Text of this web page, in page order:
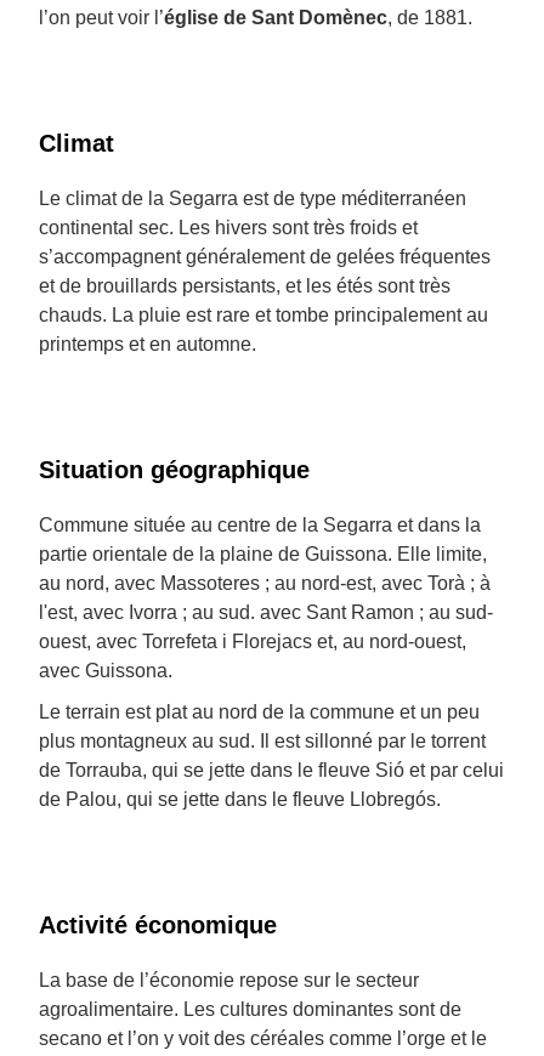
l’on peut voir l’église de Sant Domènec, de 1881.
Climat
Le climat de la Segarra est de type méditerranéen
continental sec. Les hivers sont très froids et
s’accompagnent généralement de gelées fréquentes
et de brouillards persistants, et les étés sont très
chauds. La pluie est rare et tombe principalement au
printemps et en automne.
Situation géographique
Commune située au centre de la Segarra et dans la
partie orientale de la plaine de Guissona. Elle limite,
au nord, avec Massoteres ; au nord-est, avec Torà ; à
l'est, avec Ivorra ; au sud. avec Sant Ramon ; au sud-
ouest, avec Torrefeta i Florejacs et, au nord-ouest,
avec Guissona.
Le terrain est plat au nord de la commune et un peu
plus montagneux au sud. Il est sillonné par le torrent
de Torrauba, qui se jette dans le fleuve Sió et par celui
de Palou, qui se jette dans le fleuve Llobregós.
Activité économique
La base de l’économie repose sur le secteur
agroalimentaire. Les cultures dominantes sont de
secano et l’on y voit des céréales comme l’orge et le